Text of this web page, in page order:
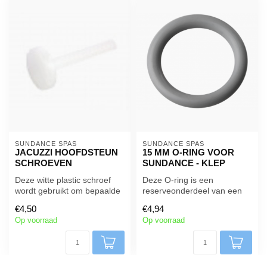
SUNDANCE SPAS
JACUZZI HOOFDSTEUN
SCHROEVEN
Deze witte plastic schroef
wordt gebruikt om bepaalde
hoofds...
€4,50
Op voorraad
SUNDANCE SPAS
15 MM O-RING VOOR
SUNDANCE - KLEP
Deze O-ring is een
reserveonderdeel van een
Sundance S...
€4,94
Op voorraad